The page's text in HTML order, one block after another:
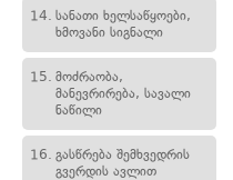
14. სანათი ხელსაწყოები,
ხმოვანი სიგნალი
15. მოძრაობა,
მანევრირება, სავალი
ნაწილი
16. გასწრება შემხვედრის
გვერდის ავლით